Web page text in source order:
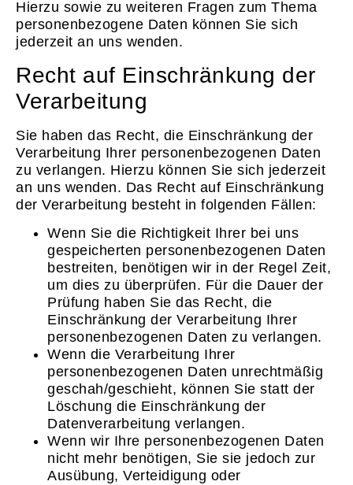
Hierzu sowie zu weiteren Fragen zum Thema
personenbezogene Daten können Sie sich
jederzeit an uns wenden.
Recht auf Einschränkung der
Verarbeitung
Sie haben das Recht, die Einschränkung der
Verarbeitung Ihrer personenbezogenen Daten
zu verlangen. Hierzu können Sie sich jederzeit
an uns wenden. Das Recht auf Einschränkung
der Verarbeitung besteht in folgenden Fällen:
Wenn Sie die Richtigkeit Ihrer bei uns
gespeicherten personenbezogenen Daten
bestreiten, benötigen wir in der Regel Zeit,
um dies zu überprüfen. Für die Dauer der
Prüfung haben Sie das Recht, die
Einschränkung der Verarbeitung Ihrer
personenbezogenen Daten zu verlangen.
Wenn die Verarbeitung Ihrer
personenbezogenen Daten unrechtmäßig
geschah/geschieht, können Sie statt der
Löschung die Einschränkung der
Datenverarbeitung verlangen.
Wenn wir Ihre personenbezogenen Daten
nicht mehr benötigen, Sie sie jedoch zur
Ausübung, Verteidigung oder